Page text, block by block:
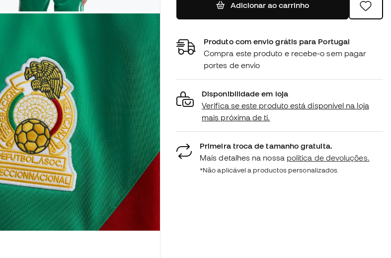
Adicionar ao carrinho
Produto com envio grátis para Portugal
Compra este produto e recebe-o sem pagar
portes de envio
Disponibilidade em loja
Verifica se este produto está disponível na loja
mais próxima de ti.
Primeira troca de tamanho gratuita.
Mais detalhes na nossa política de devoluções.
*Não aplicável a productos personalizados.